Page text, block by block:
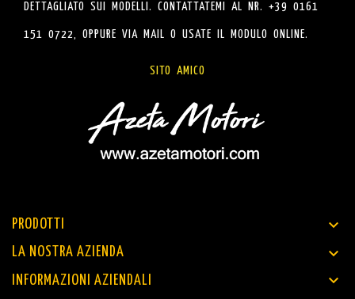
DETTAGLIATO SUI MODELLI. CONTATTATEMI AL NR. +39 0161
151 0722, OPPURE VIA MAIL O USATE IL MODULO ONLINE.
SITO AMICO
PRODOTTI 
LA NOSTRA AZIENDA 
INFORMAZIONI AZIENDALI 